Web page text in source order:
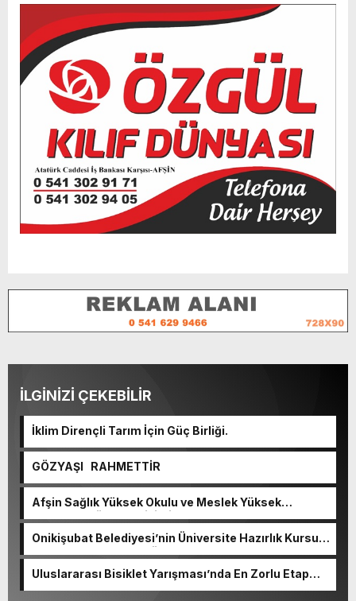
İLGİNİZİ ÇEKEBİLİR
İklim Dirençli Tarım İçin Güç Birliği.
GÖZYAŞI RAHMETTİR
Afşin Sağlık Yüksek Okulu ve Meslek Yüksek
Okulunda görev değişimi!
Onikişubat Belediyesi’nin Üniversite Hazırlık Kursu
başvurularında son gün 7 Ağustos.
Uluslararası Bisiklet Yarışması’nda En Zorlu Etap